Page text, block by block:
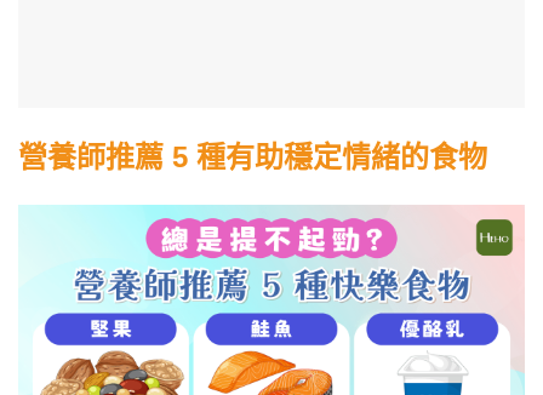
營養師推薦 5 種有助穩定情緒的食物